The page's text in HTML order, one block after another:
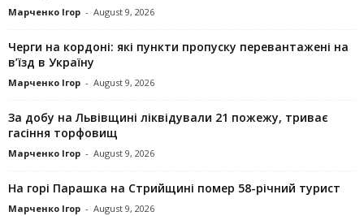
Марченко Ігор - August 9, 2026
Черги на кордоні: які пункти пропуску перевантажені на
в’їзд в Україну
Марченко Ігор - August 9, 2026
За добу на Львівщині ліквідували 21 пожежу, триває
гасіння торфовищ
Марченко Ігор - August 9, 2026
На горі Парашка на Стрийщині помер 58-річний турист
Марченко Ігор - August 9, 2026